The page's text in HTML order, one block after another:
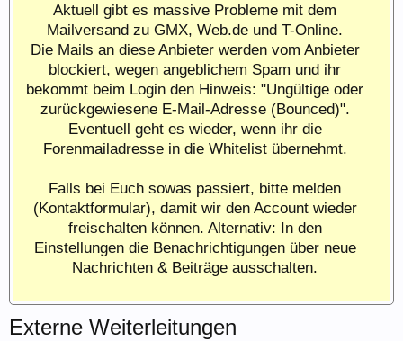
Aktuell gibt es massive Probleme mit dem
Mailversand zu GMX, Web.de und T-Online.
Die Mails an diese Anbieter werden vom Anbieter
blockiert, wegen angeblichem Spam und ihr
bekommt beim Login den Hinweis: "Ungültige oder
zurückgewiesene E-Mail-Adresse (Bounced)".
Eventuell geht es wieder, wenn ihr die
Forenmailadresse in die Whitelist übernehmt.
Falls bei Euch sowas passiert, bitte melden
(Kontaktformular), damit wir den Account wieder
freischalten können. Alternativ: In den
Einstellungen die Benachrichtigungen über neue
Nachrichten & Beiträge ausschalten.
Externe Weiterleitungen